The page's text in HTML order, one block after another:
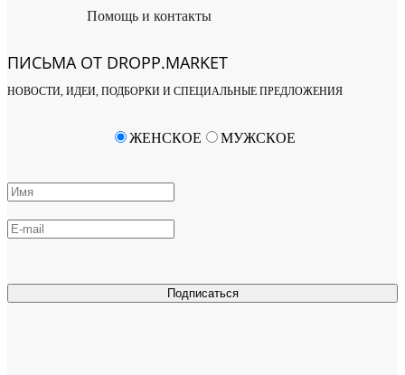
Помощь и контакты
ПИСЬМА ОТ DROPP.MARKET
НОВОСТИ, ИДЕИ, ПОДБОРКИ И СПЕЦИАЛЬНЫЕ ПРЕДЛОЖЕНИЯ
Подписаться
ЖЕНСКОЕ МУЖСКОЕ